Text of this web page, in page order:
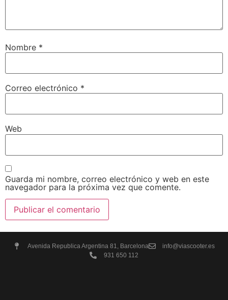
Nombre *
Correo electrónico *
Web
Guarda mi nombre, correo electrónico y web en este
navegador para la próxima vez que comente.
Avenida Republica Argentina 81, Barcelona
info@viascooter.es
931 650 112